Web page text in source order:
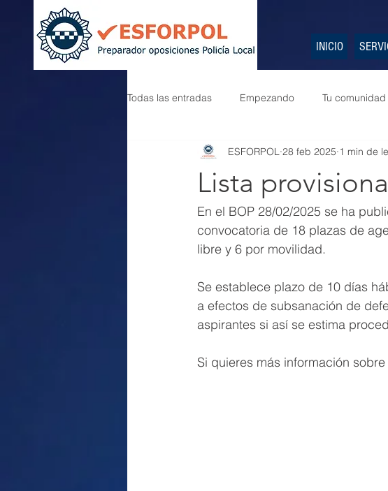
INICIO
Todas las entradas Empezando Tu comunidad
Lista
ESFORPOL 28 feb 2025 1 min de
En el BOP 28/02/2025 se ha
convocatoria de 18 plazas de
libre y 6 por movilidad.
Se establece plazo de 10 días
a efectos de subsanación de
aspirantes si así se estima
Si quieres más información